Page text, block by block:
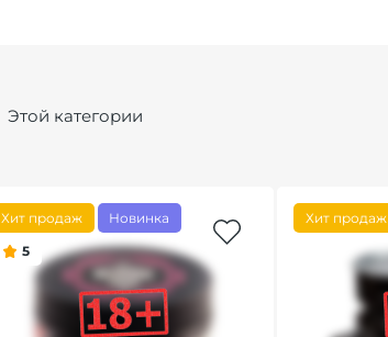
Этой категории
Хит продаж
Новинка
5
Хит продаж